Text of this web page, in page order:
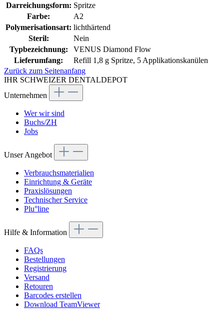
Darreichungsform: Spritze
Farbe:
A2
Polymerisationsart: lichthärtend
Steril:
Nein
Typbezeichnung:
VENUS Diamond Flow
Lieferumfang:
Refill 1,8 g Spritze, 5 Applikationskanülen
Zurück zum Seitenanfang
IHR SCHWEIZER DENTALDEPOT
Unternehmen
Wer wir sind
Buchs/ZH
Jobs
Unser Angebot
Verbrauchsmaterialien
Einrichtung & Geräte
Praxislösungen
Technischer Service
Plu°line
Hilfe & Information
FAQs
Bestellungen
Registrierung
Versand
Retouren
Barcodes erstellen
Download TeamViewer